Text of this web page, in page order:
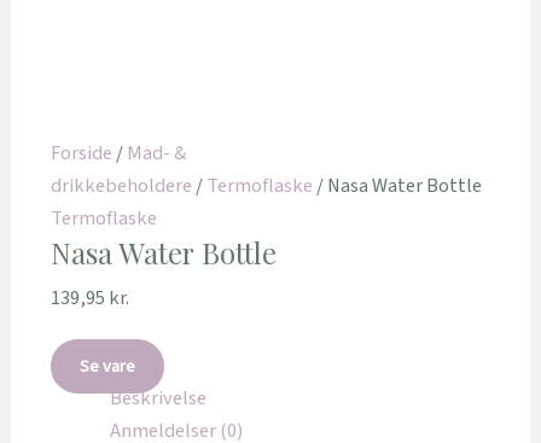
Forside /Mad- &
drikkebeholdere /Termoflaske / Nasa Water Bottle
Termoflaske
Nasa Water Bottle
139,95 kr.
Se vare
Beskrivelse
Anmeldelser (0)